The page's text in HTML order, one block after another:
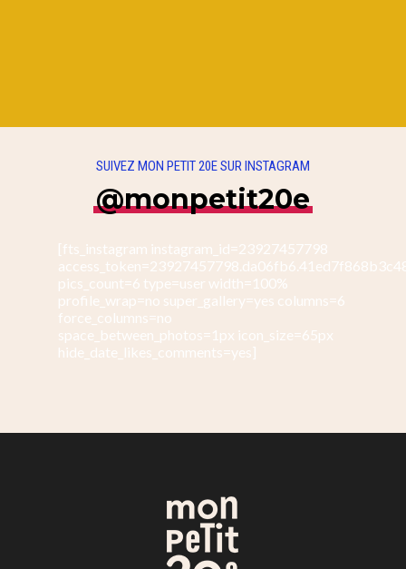
SUIVEZ MON PETIT 20E SUR INSTAGRAM
@monpetit20e
[fts_instagram instagram_id=23927457798
pics_count=6 type=user width=100%
profile_wrap=no super_gallery=yes columns=6
force_columns=no
space_between_photos=1px icon_size=65px
hide_date_likes_comments=yes]